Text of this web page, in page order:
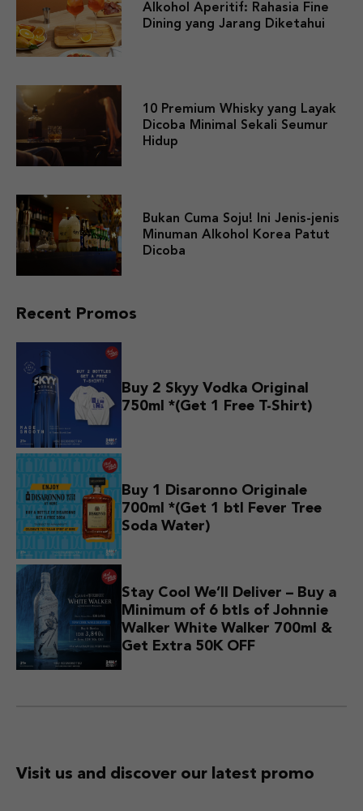
Alkohol Aperitif: Rahasia Fine
Dining yang Jarang Diketahui
10 Premium Whisky yang Layak
Dicoba Minimal Sekali Seumur
Hidup
Bukan Cuma Soju! Ini Jenis-jenis
Minuman Alkohol Korea Patut
Dicoba
Recent Promos
Buy 2 Skyy Vodka Original
750ml *(Get 1 Free T-Shirt)
Buy 1 Disaronno Originale
700ml *(Get 1 btl Fever Tree
Soda Water)
Stay Cool We’ll Deliver – Buy a
Minimum of 6 btls of Johnnie
Walker White Walker 700ml &
Get Extra 50K OFF
Visit us and discover our latest promo